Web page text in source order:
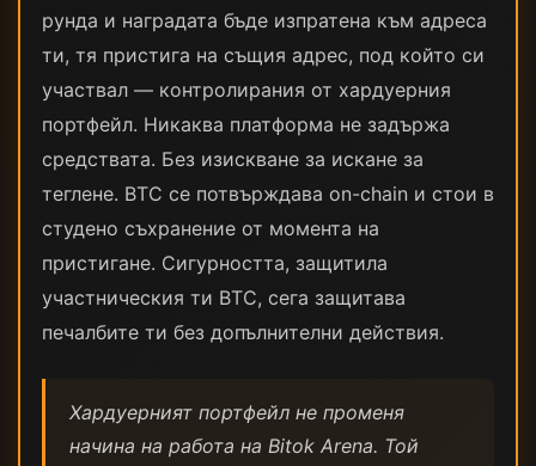
рунда и наградата бъде изпратена към адреса
ти, тя пристига на същия адрес, под който си
участвал — контролирания от хардуерния
портфейл. Никаква платформа не задържа
средствата. Без изискване за искане за
теглене. BTC се потвърждава on-chain и стои в
студено съхранение от момента на
пристигане. Сигурността, защитила
участническия ти BTC, сега защитава
печалбите ти без допълнителни действия.
Хардуерният портфейл не променя
начина на работа на Bitok Arena. Той